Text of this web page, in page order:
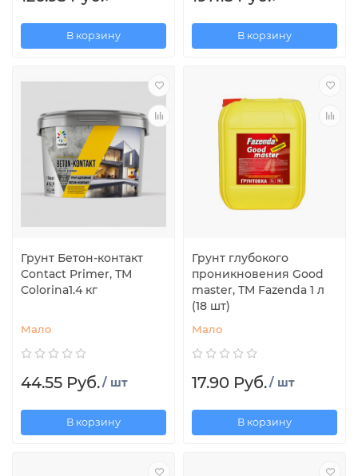
В корзину В корзину
Грунт Бетон-контакт
Contact Primer, ТМ
Colorina1.4 кг
Мало
44.55 Руб./ шт
В корзину
Грунт глубокого
проникновения Good
master, ТМ Fazenda 1 л
(18 шт)
Мало
17.90 Руб./ шт
В корзину